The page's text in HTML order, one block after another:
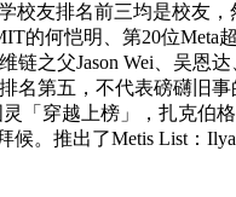
校友排名前三均是校友
的何恺明、第20位Meta
之父Jason Wei、吴恩
名第五，不代表磅礴旧
「穿越上榜」，扎克伯
。推出了Metis List：